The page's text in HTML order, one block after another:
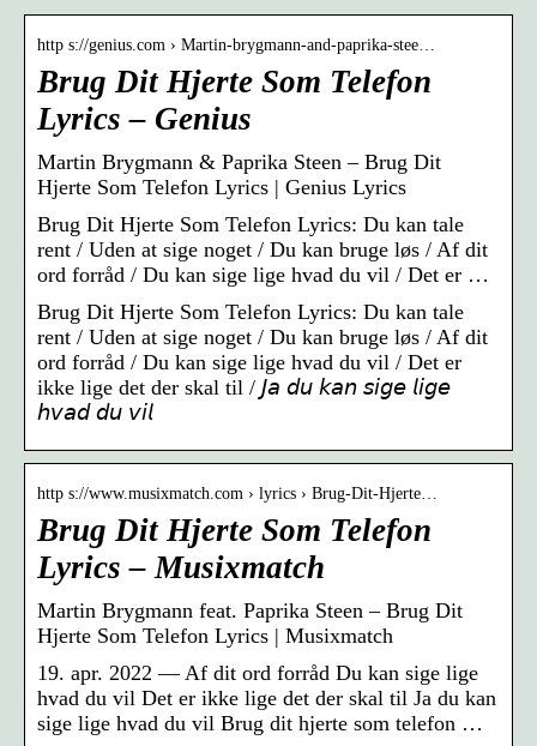
http s://genius.com › Martin-brygmann-and-paprika-stee…
Brug Dit Hjerte Som Telefon
Lyrics – Genius
Martin Brygmann & Paprika Steen – Brug Dit
Hjerte Som Telefon Lyrics | Genius Lyrics
Brug Dit Hjerte Som Telefon Lyrics: Du kan tale
rent / Uden at sige noget / Du kan bruge løs / Af dit
ord forråd / Du kan sige lige hvad du vil / Det er …
Brug Dit Hjerte Som Telefon Lyrics: Du kan tale
rent / Uden at sige noget / Du kan bruge løs / Af dit
ord forråd / Du kan sige lige hvad du vil / Det er
ikke lige det der skal til / 𝘑𝘢 𝘥𝘶 𝘬𝘢𝘯 𝘴𝘪𝘨𝘦 𝘭𝘪𝘨𝘦
𝘩𝘷𝘢𝘥 𝘥𝘶 𝘷𝘪𝘭
http s://www.musixmatch.com › lyrics › Brug-Dit-Hjerte…
Brug Dit Hjerte Som Telefon
Lyrics – Musixmatch
Martin Brygmann feat. Paprika Steen – Brug Dit
Hjerte Som Telefon Lyrics | Musixmatch
19. apr. 2022 — Af dit ord forråd Du kan sige lige
hvad du vil Det er ikke lige det der skal til Ja du kan
sige lige hvad du vil Brug dit hjerte som telefon …